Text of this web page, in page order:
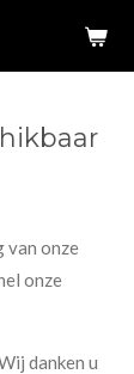
van onze
onze
danken u